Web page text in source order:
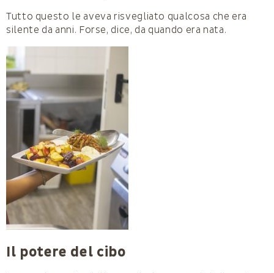
Tutto questo le aveva risvegliato qualcosa che era
silente da anni. Forse, dice, da quando era nata.
Il potere del cibo